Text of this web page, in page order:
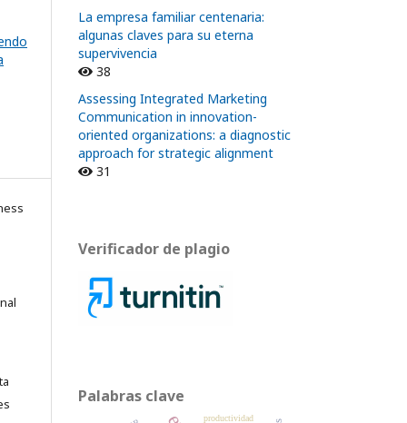
La empresa familiar centenaria:
algunas claves para su eterna
supervivencia
38
Assessing Integrated Marketing
Communication in innovation-
oriented organizations: a diagnostic
approach for strategic alignment
31
Verificador de plagio
Palabras clave
productividad